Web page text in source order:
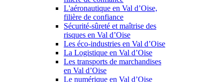
L'aéronautique en Val d’Oise,
filière de confiance
Sécurité-sûreté et maîtrise des
risques en Val d’Oise
Les éco-industries en Val d’Oise
La Logistique en Val d’Oise
Les transports de marchandises
en Val d’Oise
Le numérique en Val d’Oise